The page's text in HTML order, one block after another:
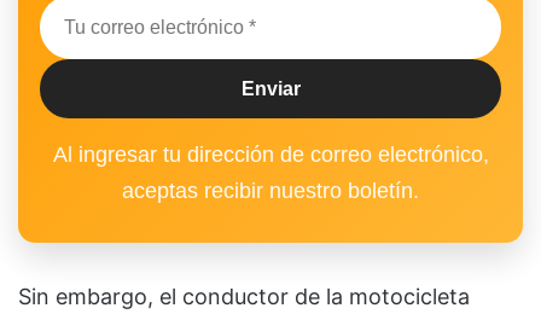
Al ingresar tu dirección de correo electrónico,
aceptas recibir nuestro boletín.
Sin embargo, el conductor de la motocicleta